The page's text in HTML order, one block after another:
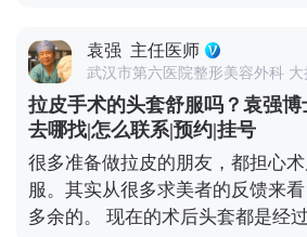
号、百家号、小红薯）预约面诊，
度下垂，比如出现“羊腮”、下颌
令纹深到显老，可能就得选拉皮手
手术提升深层组织，效果更彻底，
像MCR复合提升术这种正规术式
上优化了层次分离和固定方式，适
又希望恢复自然的朋友。最后提醒
一定要找正规医院的经验丰富的
说清楚，多看看相似案例，这样
袁强 主任医师
武汉市第六医院整形美容外科
拉皮手术的头套舒服吗？袁强博
去哪找|怎么联系|预约|挂号
很多准备做拉皮的朋友，都担心
服。其实从很多求美者的反馈来
多余的。 现在的术后头套都是经过多次改良的，材质